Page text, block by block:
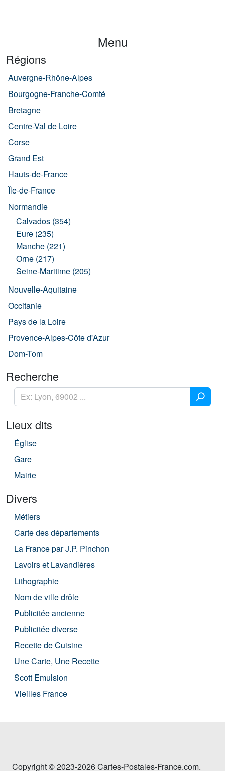
Menu
Régions
Auvergne-Rhône-Alpes
Bourgogne-Franche-Comté
Bretagne
Centre-Val de Loire
Corse
Grand Est
Hauts-de-France
Île-de-France
Normandie
Calvados (354)
Eure (235)
Manche (221)
Orne (217)
Seine-Maritime (205)
Nouvelle-Aquitaine
Occitanie
Pays de la Loire
Provence-Alpes-Côte d'Azur
Dom-Tom
Recherche
Lieux dits
Église
Gare
Mairie
Divers
Métiers
Carte des départements
La France par J.P. Pinchon
Lavoirs et Lavandières
Lithographie
Nom de ville drôle
Publicitée ancienne
Publicitée diverse
Recette de Cuisine
Une Carte, Une Recette
Scott Emulsion
Vieilles France
Copyright © 2023-2026 Cartes-Postales-France.com.